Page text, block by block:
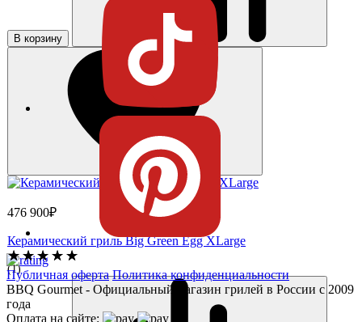
В корзину
476 900₽
Керамический гриль Big Green Egg XLarge
(1)
Публичная оферта Политика конфиденциальности
BBQ Gourmet - Официальный магазин грилей в России с 2009
года
Оплата на сайте: